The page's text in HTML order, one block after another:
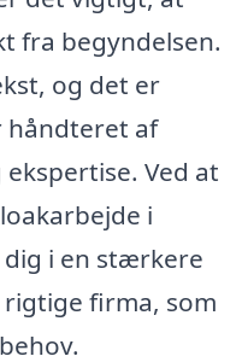
fra begyndelsen.
og det er
håndteret af
Ved at
i
i en stærkere
firma, som